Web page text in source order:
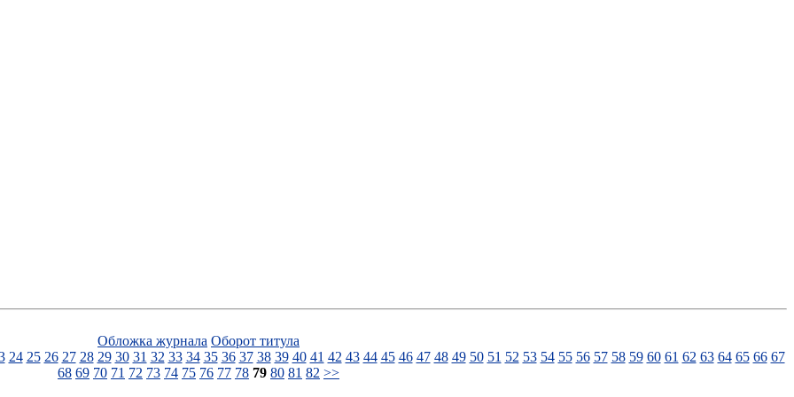
Обложка журнала Оборот титула
24 25 26 27 28 29 30 31 32 33 34 35 36 37 38 39 40 41 42 43 44 45 46 47 48 49 50 51 52 53 54 55 56 57 58 59 60 61 62 63 64 65 66 67
68 69 70 71 72 73 74 75 76 77 78 79 80 81 82 >>